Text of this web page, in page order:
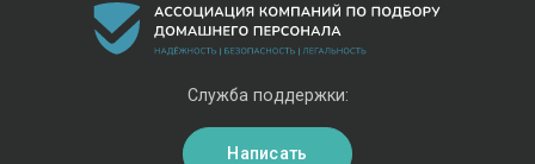
Служба поддержки:
Написать